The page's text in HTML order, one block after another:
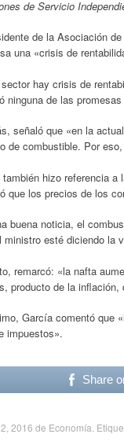
de Servicio
de la Asociación
una «crisis de
hay crisis de
ninguna de las
señaló que «en la
de combustible. Por
hizo referencia a
que los precios de los
buena noticia, el
ministro esté diciendo la
remarcó: «la nafta
producto de la inflación,
García comentó que
impuestos».
Share
2016 de Economía .